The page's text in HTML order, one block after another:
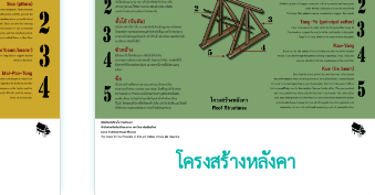
โครงสร้างหลังคา